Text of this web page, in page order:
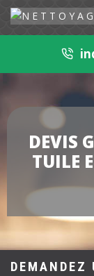
DEVIS
TUILE
DEMANDEZ